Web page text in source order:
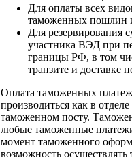
Для оплаты всех
таможенных пошлин
Для резервирования
участника ВЭД при
границы РФ, в том
транзите и доставке
Оплата таможенных
производиться как в
таможенном посту.
любые таможенные
момент таможенного
возможность